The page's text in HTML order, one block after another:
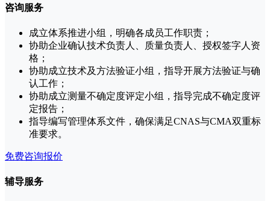
咨询服务
成立体系推进小组，明确各成员工作职责；
协助企业确认技术负责人、质量负责人、授权签字人资
格；
协助成立技术及方法验证小组，指导开展方法验证与确
认工作；
协助成立测量不确定度评定小组，指导完成不确定度评
定报告；
指导编写管理体系文件，确保满足CNAS与CMA双重标
准要求。
免费咨询报价
辅导服务